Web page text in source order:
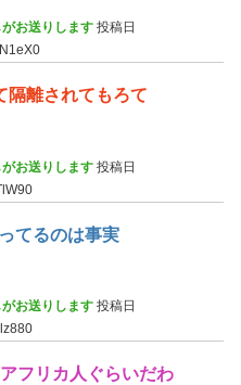
お送りします 投稿日
隔離されてもろて
お送りします 投稿日
てるのは事実
お送りします 投稿日
フリカ人ぐらいだわ